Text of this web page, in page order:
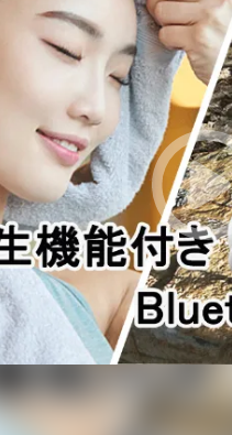
映画
くり・地域活性化